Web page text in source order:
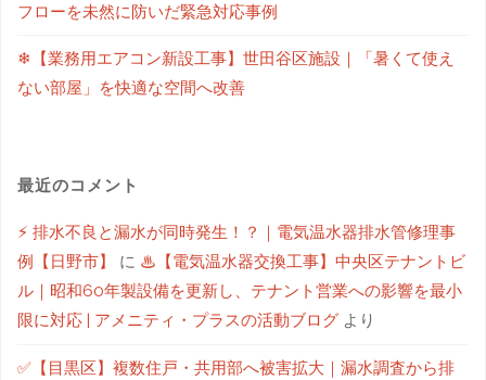
フローを未然に防いだ緊急対応事例
❄【業務用エアコン新設工事】世田谷区施設｜「暑くて使え
ない部屋」を快適な空間へ改善
最近のコメント
⚡ 排水不良と漏水が同時発生！？｜電気温水器排水管修理事
例【日野市】
に ♨【電気温水器交換工事】中央区テナントビ
ル｜昭和60年製設備を更新し、テナント営業への影響を最小
限に対応 | アメニティ・プラスの活動ブログ より
✅【目黒区】複数住戸・共用部へ被害拡大｜漏水調査から排